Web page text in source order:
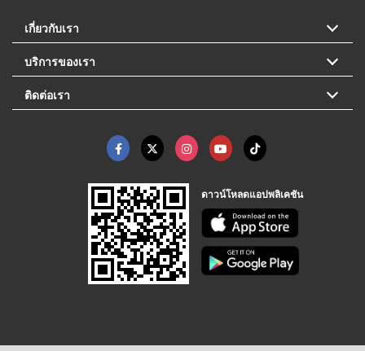
เกี่ยวกับเรา
บริการของเรา
ติดต่อเรา
ดาวน์โหลดแอปพลิเคชัน